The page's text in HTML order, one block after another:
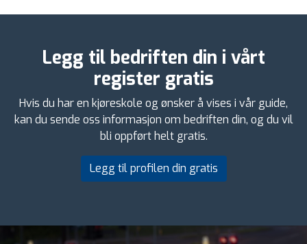
Legg til bedriften din i vårt
register gratis
Hvis du har en kjøreskole og ønsker å vises i vår guide,
kan du sende oss informasjon om bedriften din, og du vil
bli oppført helt gratis.
Legg til profilen din gratis